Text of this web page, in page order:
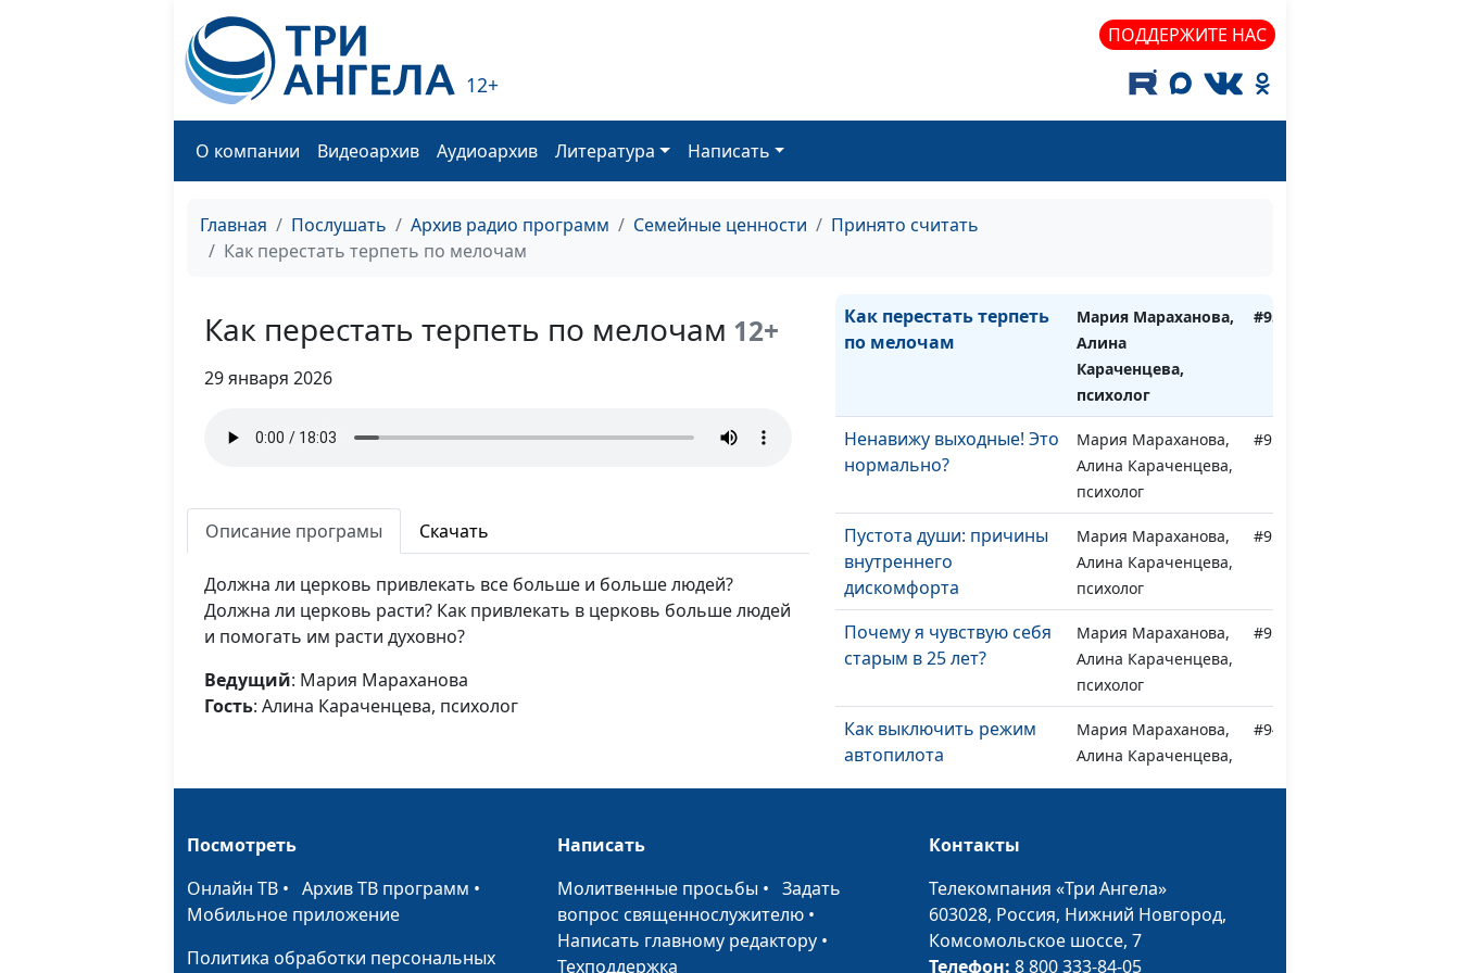
12+
ПОДДЕРЖИТЕ НАС
О компании Видеоархив Аудиоархив Литература Написать
Главная Послушать Архив радио программ Семейные ценности
Принято считать
Как перестать терпеть по мелочам
Как перестать терпеть по мелочам 12+
29 января 2026
Описание програмы Скачать
Должна ли церковь привлекать все больше и больше людей?
Должна ли церковь расти? Как привлекать в церковь больше людей
и помогать им расти духовно?
Ведущий: Мария Мараханова
Гость: Алина Караченцева, психолог
Как перестать терпеть
по мелочам
Мария Мараханова,
Алина
Караченцева,
психолог
#953
Ненавижу выходные! Это
нормально?
Мария Мараханова,
Алина Караченцева,
психолог
#952
Пустота души: причины
внутреннего
дискомфорта
Мария Мараханова,
Алина Караченцева,
психолог
#951
Почему я чувствую себя
старым в 25 лет?
Мария Мараханова,
Алина Караченцева,
психолог
#950
Как выключить режим
автопилота
Мария Мараханова,
Алина Караченцева,
#949
психолог
Почему нас тянет к тем,
кто нас не ценит
Мария Мараханова,
Алина Караченцева,
Посмотреть
Онлайн ТВ • Архив ТВ программ •
Мобильное приложение
Политика обработки персональных
Написать
Молитвенные просьбы •Задать
вопрос священнослужителю •
Написать главному редактору •
Техподдержка
Контакты
Телекомпания «Три Ангела»
603028, Россия, Нижний Новгород,
Комсомольское шоссе, 7
Телефон: 8 800 333-84-05